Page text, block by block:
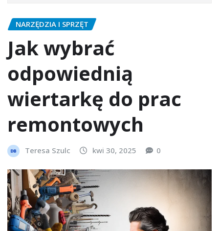
NARZĘDZIA I SPRZĘT
Jak wybrać
odpowiednią
wiertarkę do prac
remontowych
Teresa Szulc kwi 30, 2025 0